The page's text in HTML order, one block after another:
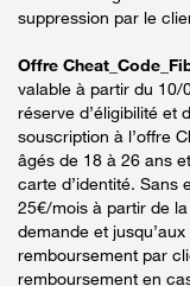
suppression par le
Offre
valable à partir du 10/
réserve d’éligibilité et
souscription à l’offre
âgés de 18 à 26 ans
carte d’identité. Sans
25€/mois à partir de
demande et
remboursement par
remboursement en